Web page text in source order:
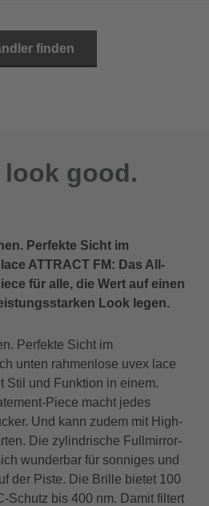
finden
good.
Perfekte Sicht im
ATTRACT FM: Das All-
für alle, die Wert auf einen
Look legen.
Perfekte Sicht im
unten rahmenlose uvex lace
Stil und Funktion in einem.
Piece macht jedes
Und kann zudem mit High-
Die zylindrische Fullmirror-
wunderbar für sonniges und
der Piste. Die Brille bietet 100
Schutz bis 400 nm. Damit filtert